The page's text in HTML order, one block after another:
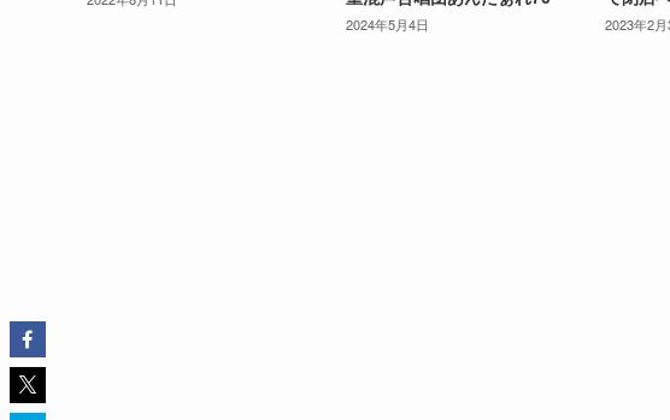
2024年5月4日 2023年2月